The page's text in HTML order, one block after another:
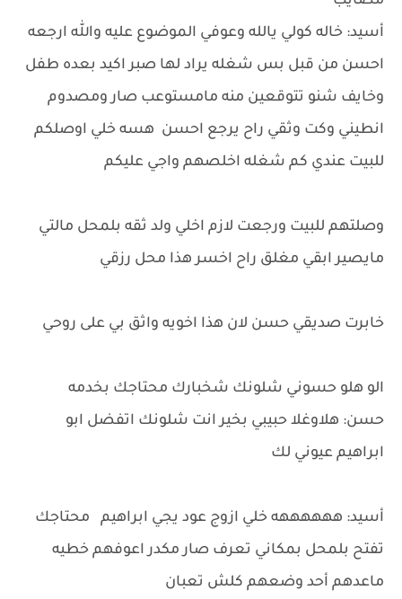
أسيد: خاله كولي يالله وعوفي الموضوع عليه والله ارجعه
احسن من قبل بس شغله يراد لها صبر اكيد بعده طفل
وخايف شنو تتوقعين منه مامستوعب صار ومصدوم
انطيني وكت وثقي راح يرجع احسن هسه خلي اوصلكم
للبيت عندي كم شغله اخلصهم واجي عليكم
وصلتهم للبيت ورجعت لازم اخلي ولد ثقه بلمحل مالتي
مايصير ابقي مغلق راح اخسر هذا محل رزقي
خابرت صديقي حسن لان هذا اخويه واثق بي على روحي
الو هلو حسوني شلونك شخبارك محتاجك بخدمه
حسن: هلاوغلا حبيبي بخير انت شلونك اتفضل ابو
ابراهيم عيوني لك
أسيد: ههههههه خلي ازوج عود يجي ابراهيم محتاجك
تفتح بلمحل بمكاني تعرف صار مكدر اعوفهم خطيه
ماعدهم أحد وضعهم كلش تعبان